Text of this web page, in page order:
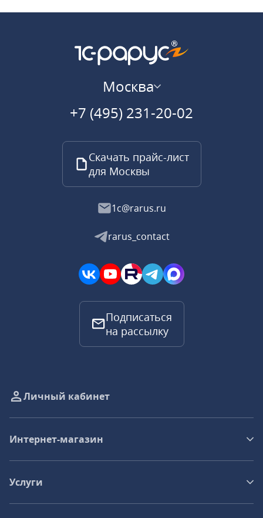
Москва
+7 (495) 231-20-02
Скачать прайс-лист
для Москвы
1c@rarus.ru
rarus_contact
Подписаться
на рассылку
Личный кабинет
Интернет-магазин
Услуги